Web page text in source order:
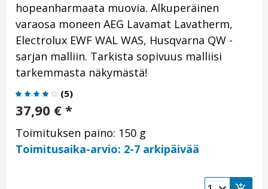
hopeanharmaata muovia. Alkuperäinen
varaosa moneen AEG Lavamat Lavatherm,
Electrolux EWF WAL WAS, Husqvarna QW -
sarjan malliin. Tarkista sopivuus malliisi
tarkemmasta näkymästä!
(5)
37,90 € *
Toimituksen paino: 150 g
Toimitusaika-arvio: 2-7 arkipäivää